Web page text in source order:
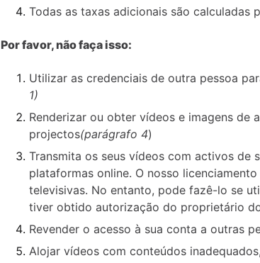
Todas as taxas adicionais são calculadas
Por favor, não faça isso:
Utilizar as credenciais de outra pessoa
1)
Renderizar ou obter vídeos e imagens de
projectos(parágrafo 4)
Transmita os seus vídeos com activos de
plataformas online. O nosso
televisivas. No entanto, pode fazê-lo se
tiver obtido autorização do proprietário
Revender o acesso à sua conta a outras
Alojar vídeos com conteúdos